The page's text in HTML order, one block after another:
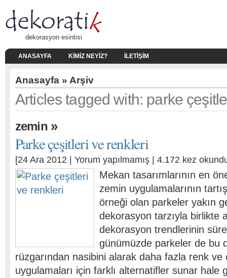
dekorasyon esintisi
ANASAYFA KIMIZ NEYIZ? İLETIŞIM
Anasayfa » Arşiv
Articles tagged with: parke
zemin»
Parke çeşitleri ve renkleri
[24 Ara 2012 | Yorum yapılmamış | 4.172 kez
Mekan tasarımlarının en
zemin uygulamalarının
örneği olan parkeler yakın
dekorasyon tarzıyla birlikte
dekorasyon trendlerinin
günümüzde parkeler de bu
rüzgarından nasibini alarak daha fazla renk
uygulamaları için farklı alternatifler sunar hale